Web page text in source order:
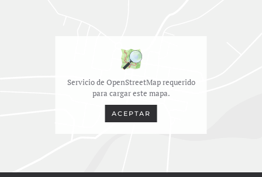
Servicio de OpenStreetMap requerido
para cargar este mapa.
ACEPTAR